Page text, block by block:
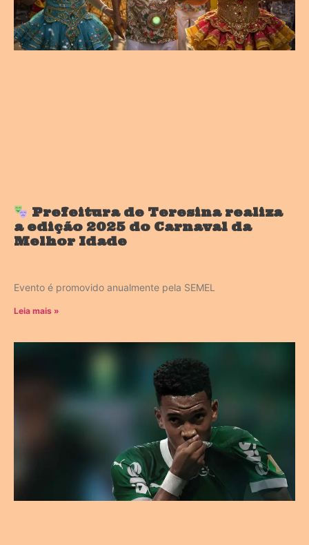
Prefeitura de Teresina realiza
a edição 2025 do Carnaval da
Melhor Idade
Evento é promovido anualmente pela SEMEL
Leia mais »